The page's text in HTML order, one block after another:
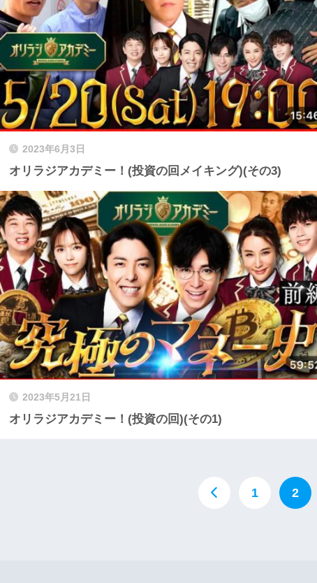
2023年6月3日
オリラジアカデミー！(投資の回メイキング)(その3)
2023年5月21日
オリラジアカデミー！(投資の回)(その1)
1 2